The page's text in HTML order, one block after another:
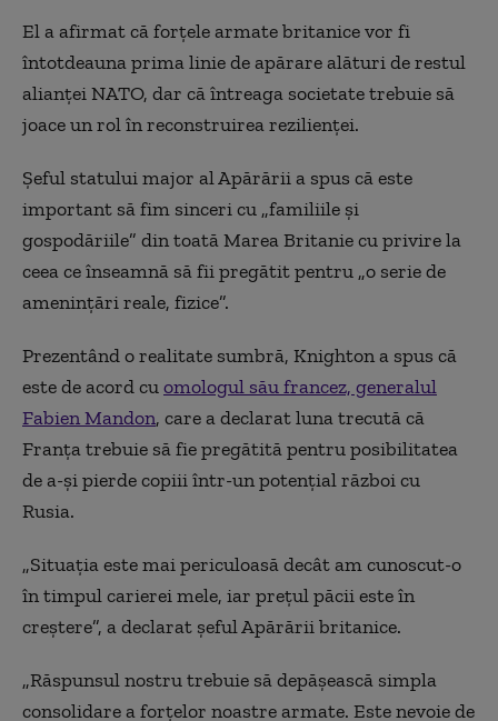
El a afirmat că forțele armate britanice vor fi
întotdeauna prima linie de apărare alături de restul
alianței NATO, dar că întreaga societate trebuie să
joace un rol în reconstruirea rezilienței.
Șeful statului major al Apărării a spus că este
important să fim sinceri cu „familiile și
gospodăriile” din toată Marea Britanie cu privire la
ceea ce înseamnă să fii pregătit pentru „o serie de
amenințări reale, fizice”.
Prezentând o realitate sumbră, Knighton a spus că
este de acord cuomologul său francez, generalul
Fabien Mandon, care a declarat luna trecută că
Franța trebuie să fie pregătită pentru posibilitatea
de a-și pierde copiii într-un potențial război cu
Rusia.
„Situația este mai periculoasă decât am cunoscut-o
în timpul carierei mele, iar prețul păcii este în
creștere”, a declarat șeful Apărării britanice.
„Răspunsul nostru trebuie să depășească simpla
consolidare a forțelor noastre armate. Este nevoie de